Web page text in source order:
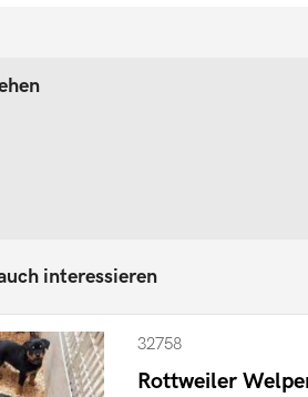
interessieren
32758
Rottweiler